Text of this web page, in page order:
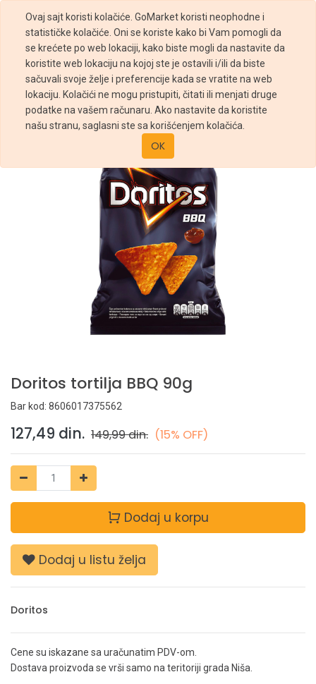
Ovaj sajt koristi kolačiće. GoMarket koristi neophodne i
statističke kolačiće. Oni se koriste kako bi Vam pomogli da
se krećete po web lokaciji, kako biste mogli da nastavite da
koristite web lokaciju na kojoj ste je ostavili i/ili da biste
sačuvali svoje želje i preferencije kada se vratite na web
lokaciju. Kolačići ne mogu pristupiti, čitati ili menjati druge
podatke na vašem računaru. Ako nastavite da koristite
našu stranu, saglasni ste sa korišćenjem kolačića.
OK
Prodavnica Doritos tortilja BBQ 90g
Doritos tortilja BBQ 90g
Bar kod: 8606017375562
127,49 din. 149,99din. (15% OFF)
Dodaj u korpu
Dodaj u listu želja
Doritos
Cene su iskazane sa uračunatim PDV-om.
Dostava proizvoda se vrši samo na teritoriji grada Niša.